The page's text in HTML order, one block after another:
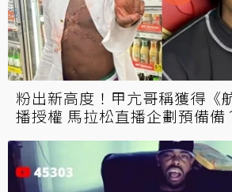
粉出新高度！甲亢哥稱獲得《
播授權 馬拉松直播企劃預備備